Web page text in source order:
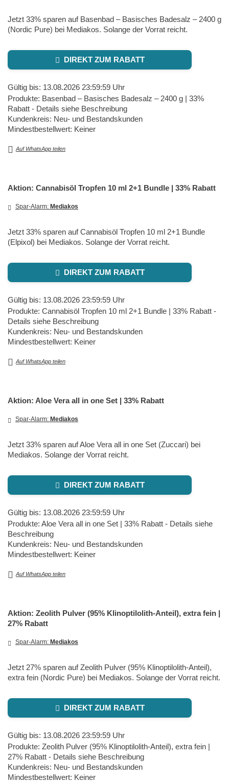
Jetzt 33% sparen auf Basenbad – Basisches Badesalz – 2400 g
(Nordic Pure) bei Mediakos. Solange der Vorrat reicht.
DIREKT ZUM RABATT
Gültig bis: 13.08.2026 23:59:59 Uhr
Produkte: Basenbad – Basisches Badesalz – 2400 g | 33%
Rabatt - Details siehe Beschreibung
Kundenkreis: Neu- und Bestandskunden
Mindestbestellwert: Keiner
Auf WhatsApp teilen
Aktion: Cannabisöl Tropfen 10 ml 2+1 Bundle | 33% Rabatt
Spar-Alarm: Mediakos
Jetzt 33% sparen auf Cannabisöl Tropfen 10 ml 2+1 Bundle
(Elpixol) bei Mediakos. Solange der Vorrat reicht.
DIREKT ZUM RABATT
Gültig bis: 13.08.2026 23:59:59 Uhr
Produkte: Cannabisöl Tropfen 10 ml 2+1 Bundle | 33% Rabatt -
Details siehe Beschreibung
Kundenkreis: Neu- und Bestandskunden
Mindestbestellwert: Keiner
Auf WhatsApp teilen
Aktion: Aloe Vera all in one Set | 33% Rabatt
Spar-Alarm: Mediakos
Jetzt 33% sparen auf Aloe Vera all in one Set (Zuccari) bei
Mediakos. Solange der Vorrat reicht.
DIREKT ZUM RABATT
Gültig bis: 13.08.2026 23:59:59 Uhr
Produkte: Aloe Vera all in one Set | 33% Rabatt - Details siehe
Beschreibung
Kundenkreis: Neu- und Bestandskunden
Mindestbestellwert: Keiner
Auf WhatsApp teilen
Aktion: Zeolith Pulver (95% Klinoptilolith-Anteil), extra fein |
27% Rabatt
Spar-Alarm: Mediakos
Jetzt 27% sparen auf Zeolith Pulver (95% Klinoptilolith-Anteil),
extra fein (Nordic Pure) bei Mediakos. Solange der Vorrat reicht.
DIREKT ZUM RABATT
Gültig bis: 13.08.2026 23:59:59 Uhr
Produkte: Zeolith Pulver (95% Klinoptilolith-Anteil), extra fein |
27% Rabatt - Details siehe Beschreibung
Kundenkreis: Neu- und Bestandskunden
Mindestbestellwert: Keiner